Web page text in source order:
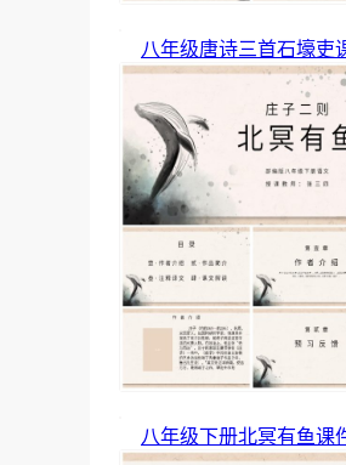
八年级唐诗三首石壕吏
八年级下册北冥有鱼课